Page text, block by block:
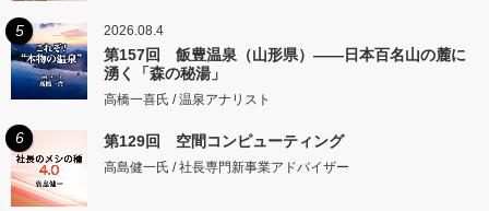
5 2026.08.4
第157回 飯豊温泉（山形県）――日本百名山の麓に
湧く「森の秘湯」
高橋一喜氏 / 温泉アナリスト
6 第129回 空間コンピューティング
高島健一氏 / 社長専門新事業アドバイザー